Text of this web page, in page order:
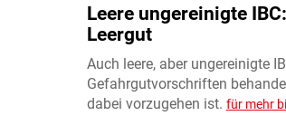
Leere ungereinigte
Leergut
Auch leere, aber ungereinigte
Gefahrgutvorschriften
dabei vorzugehen ist. für mehr